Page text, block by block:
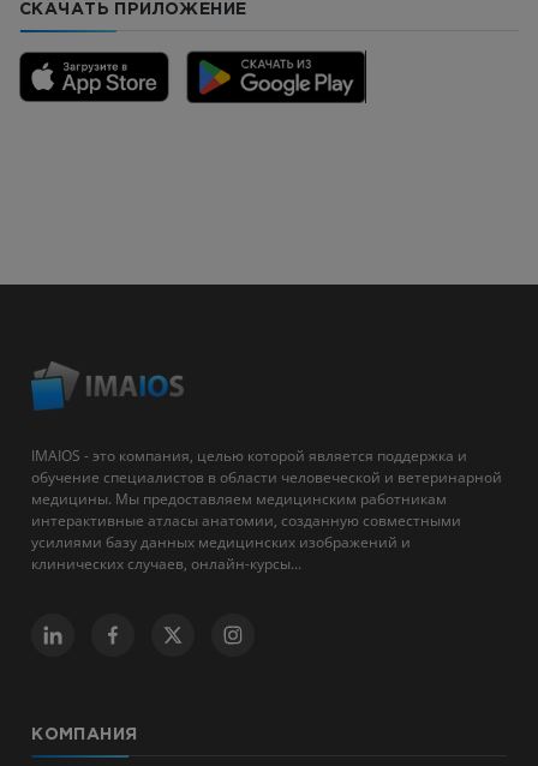
СКАЧАТЬ ПРИЛОЖЕНИЕ
IMAIOS - это компания, целью которой является поддержка и
обучение специалистов в области человеческой и ветеринарной
медицины. Мы предоставляем медицинским работникам
интерактивные атласы анатомии, созданную совместными
усилиями базу данных медицинских изображений и
клинических случаев, онлайн-курсы...
КОМПАНИЯ